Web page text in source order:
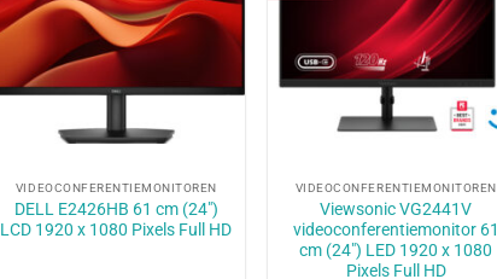
VIDEOCONFERENTIEMONITOREN
DELL E2426HB 61 cm (24″)
LCD 1920 x 1080 Pixels Full HD
VIDEOCONFERENTIEMONITOREN
Viewsonic VG2441V
videoconferentiemonitor 61
cm (24″) LED 1920 x 1080
Pixels Full HD